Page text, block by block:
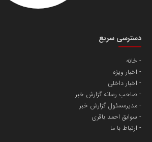
پایگاه اطلاع رسانی اعتلای نهادهای مردمی
آهن و فولاد غدیر ایرانیان
تامین آهن اسفنجی تولیدکنندگان فولاد در کشور
مسعودصادقی
دسترسی سریع
خانه
اخبار ویژه
اخبار داخلی
صاحب رسانه گزارش خبر
مدیرمسئول گزارش خبر
سوابق احمد باقری
ارتباط با ما